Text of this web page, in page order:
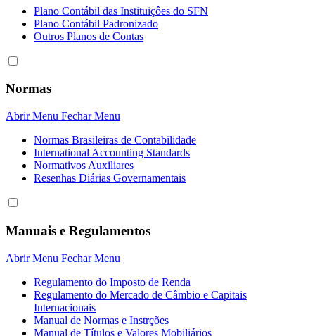
Plano Contábil das Instituiçôes do SFN
Plano Contábil Padronizado
Outros Planos de Contas
Normas
Abrir Menu Fechar Menu
Normas Brasileiras de Contabilidade
International Accounting Standards
Normativos Auxiliares
Resenhas Diárias Governamentais
Manuais e Regulamentos
Abrir Menu Fechar Menu
Regulamento do Imposto de Renda
Regulamento do Mercado de Câmbio e Capitais
Internacionais
Manual de Normas e Instrções
Manual de Títulos e Valores Mobiliários